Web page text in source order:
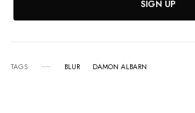
SIGN UP
TAGS BLUR DAMON ALBARN